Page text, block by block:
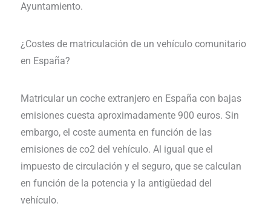
Ayuntamiento.
¿Costes de matriculación de un vehículo comunitario
en España?
Matricular un coche extranjero en España con bajas
emisiones cuesta aproximadamente 900 euros. Sin
embargo, el coste aumenta en función de las
emisiones de co2 del vehículo. Al igual que el
impuesto de circulación y el seguro, que se calculan
en función de la potencia y la antigüedad del
vehículo.